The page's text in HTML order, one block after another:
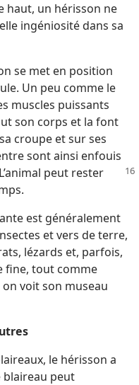
haut, un hérisson ne
ingéniosité dans sa
se met en position
Un peu comme le
muscles puissants
son corps et la font
croupe et sur ses
sont ainsi enfouis
peut rester
est généralement
et vers de terre,
lézards et, parfois,
fine, tout comme
on voit son museau
le hérisson a
blaireau peut